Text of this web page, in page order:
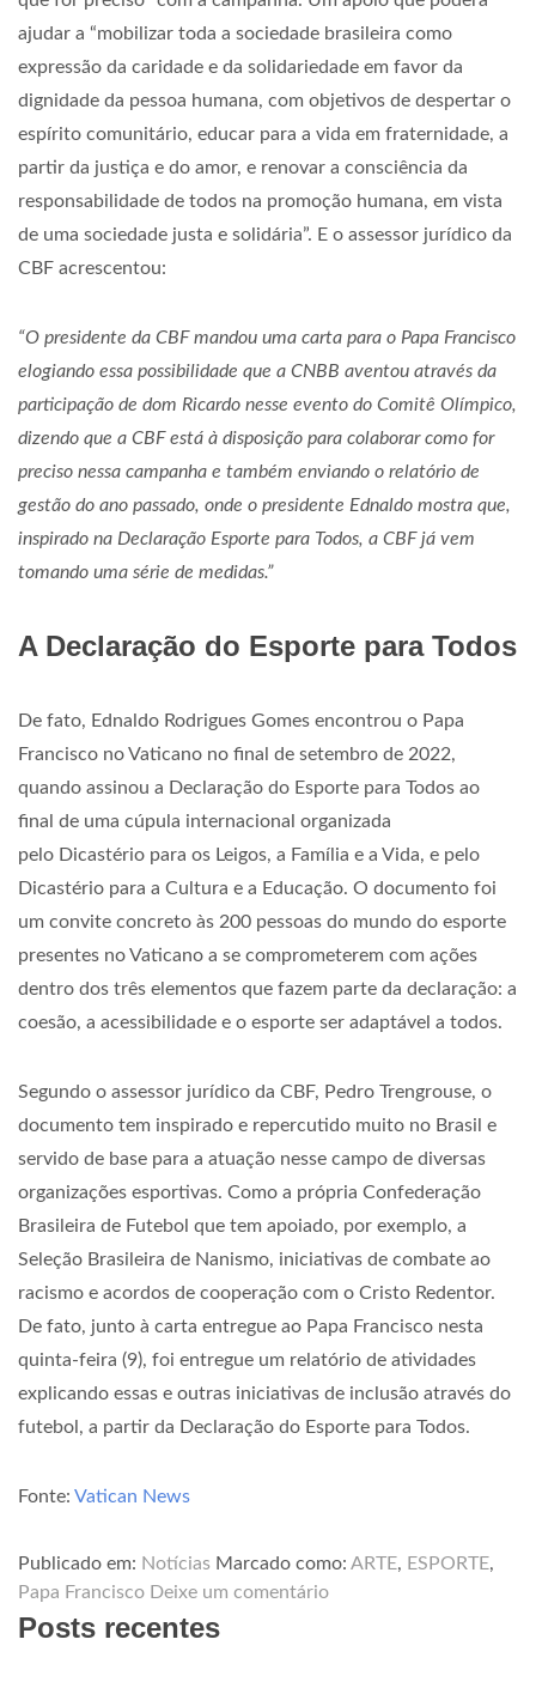
ajudar a “mobilizar toda a sociedade brasileira como
expressão da caridade e da solidariedade em favor da
dignidade da pessoa humana, com objetivos de despertar o
espírito comunitário, educar para a vida em fraternidade, a
partir da justiça e do amor, e renovar a consciência da
responsabilidade de todos na promoção humana, em vista
de uma sociedade justa e solidária”. E o assessor jurídico da
CBF acrescentou:
“O presidente da CBF mandou uma carta para o Papa Francisco
elogiando essa possibilidade que a CNBB aventou através da
participação de dom Ricardo nesse evento do Comitê Olímpico,
dizendo que a CBF está à disposição para colaborar como for
preciso nessa campanha e também enviando o relatório de
gestão do ano passado, onde o presidente Ednaldo mostra que,
inspirado na Declaração Esporte para Todos, a CBF já vem
tomando uma série de medidas.”
A Declaração do Esporte para Todos
De fato, Ednaldo Rodrigues Gomes encontrou o Papa
Francisco no Vaticano no final de setembro de 2022,
quando assinou a Declaração do Esporte para Todos ao
final de uma cúpula internacional organizada
pelo Dicastério para os Leigos, a Família e a Vida, e pelo
Dicastério para a Cultura e a Educação. O documento foi
um convite concreto às 200 pessoas do mundo do esporte
presentes no Vaticano a se comprometerem com ações
dentro dos três elementos que fazem parte da declaração: a
coesão, a acessibilidade e o esporte ser adaptável a todos.
Segundo o assessor jurídico da CBF, Pedro Trengrouse, o
documento tem inspirado e repercutido muito no Brasil e
servido de base para a atuação nesse campo de diversas
organizações esportivas. Como a própria Confederação
Brasileira de Futebol que tem apoiado, por exemplo, a
Seleção Brasileira de Nanismo, iniciativas de combate ao
racismo e acordos de cooperação com o Cristo Redentor.
De fato, junto à carta entregue ao Papa Francisco nesta
quinta-feira (9), foi entregue um relatório de atividades
explicando essas e outras iniciativas de inclusão através do
futebol, a partir da Declaração do Esporte para Todos.
Fonte: Vatican News
Publicado em: Notícias Marcado como: ARTE, ESPORTE,
Papa Francisco Deixe um comentário
Posts recentes